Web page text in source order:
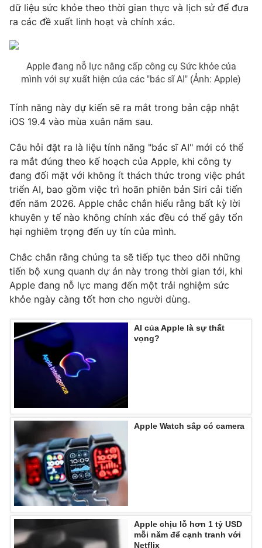
Emagazine Podcast
Photo
Video Shorts video
VTV Money VTV Thể thao
VTV Sức khoẻ Bất động sản
Thị trường 24h Tấm lòng Việt
VTV4 Vươn mình bằng AI
Liên hệ tòa soạn English
THỜI BÁO VTV
Cơ quan chủ quản:
Đài Truyền hình Việt Nam
Cơ quan báo chí:Thời báo VTV
Giấy phép hoạt động báo in và báo điện tử số 483/GP-BTTTT
cấp ngày 29/12/2023
Tổng Biên tập:Vũ Thanh Thủy
Phó Tổng Biên tập:Nguyễn Thị Mỹ Hạnh, Phạm Quốc Thắng,
Nguyễn Trọng Ninh
Tổng đài VTV: 024.38 355 931 - 024.38 355 932
dữ liệu sức khỏe theo thời gian thực và lịch sử để đưa
ra các đề xuất linh hoạt và chính xác.
Apple đang nỗ lực nâng cấp công cụ Sức khỏe của
mình với sự xuất hiện của các "bác sĩ AI" (Ảnh: Apple)
Tính năng này dự kiến sẽ ra mắt trong bản cập nhật
iOS 19.4 vào mùa xuân năm sau.
Câu hỏi đặt ra là liệu tính năng "bác sĩ AI" mới có thể
ra mắt đúng theo kế hoạch của Apple, khi công ty
đang đối mặt với không ít thách thức trong việc phát
triển AI, bao gồm việc trì hoãn phiên bản Siri cải tiến
đến năm 2026. Apple chắc chắn hiểu rằng bất kỳ lời
khuyên y tế nào không chính xác đều có thể gây tổn
hại nghiêm trọng đến uy tín của mình.
Chắc chắn rằng chúng ta sẽ tiếp tục theo dõi những
tiến bộ xung quanh dự án này trong thời gian tới, khi
Apple đang nỗ lực mang đến một trải nghiệm sức
khỏe ngày càng tốt hơn cho người dùng.
AI của Apple là sự thất
vọng?
Apple Watch sắp có camera
Apple chịu lỗ hơn 1 tỷ USD
mỗi năm để cạnh tranh với
Netflix